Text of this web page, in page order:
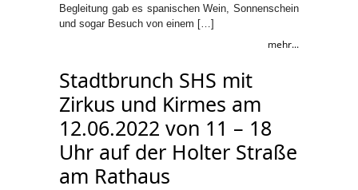
Begleitung gab es spanischen Wein, Sonnenschein
und sogar Besuch von einem […]
mehr...
Stadtbrunch SHS mit
Zirkus und Kirmes am
12.06.2022 von 11 – 18
Uhr auf der Holter Straße
am Rathaus